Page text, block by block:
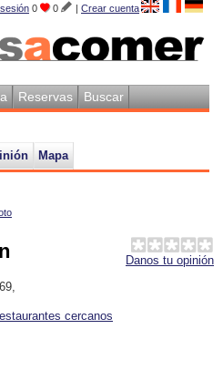
0 0 | Crear cuenta
Reservas Buscar
Mapa
Danos tu opinión
cercanos